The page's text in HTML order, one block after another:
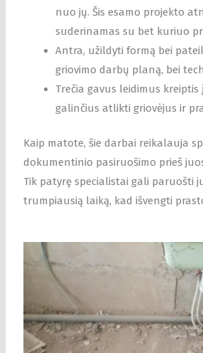
nuo jų. Šis esamo projekto
suderinamas su bet kuriuo
Antra, užildyti formą bei
griovimo darbų planą, bei
Trečia gavus leidimus kreiptis
galinčius atlikti griovėjus ir
Kaip matote, šie darbai reikalauja
dokumentinio pasiruošimo prieš
Tik patyrę specialistai gali paruošti
trumpiausią laiką, kad išvengti